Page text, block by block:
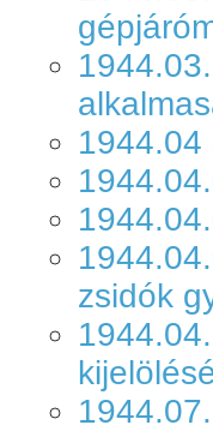
1944.04
zsidók